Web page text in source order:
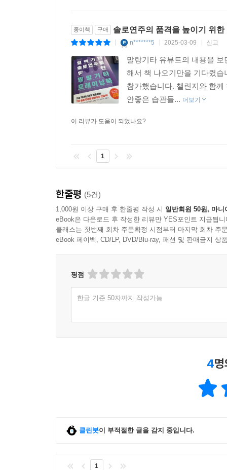
종이책 구매 솔로연주의 품격을 높이기 위한
n*******5 2025-03-09 신고
말랑기타 유뷰트의 내용을
해서 책 나오기만을 기다렸
참가했습니다. 챌린지와 함
안좋은 습관들... 더보기
이 리뷰가 도움이 되었나요?
1
한줄평 (5건)
1,000원 이상 구매 후 한줄평 작성 시 일반회원 50원, 마니
eBook은 다운로드 후 작성한 리뷰만 YES포인트 지급됩니
클래스는 첫번째 회차 주문확정 시점부터 마지막 회차 주
eBook 페이백, CD/LP, DVD/Blu-ray, 패션 및 판매금지 상
평점
한글 기준 50자까지 작성가능
4
클린봇이 부적절한 글을 감지 중입니다.
1